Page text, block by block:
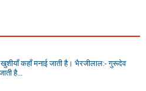
खुशीयाँ कहाँ मनाई जाती है। भैरजीलाल:- गुरूदेव
है...